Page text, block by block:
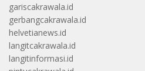
gariscakrawala.id
gerbangcakrawala.id
helvetianews.id
langitcakrawala.id
langitinformasi.id